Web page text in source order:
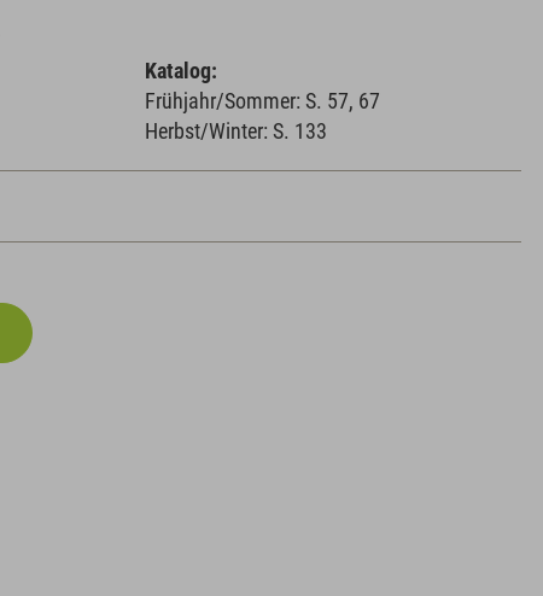
Katalog:
Frühjahr/Sommer: S. 57, 67
Herbst/Winter: S. 133